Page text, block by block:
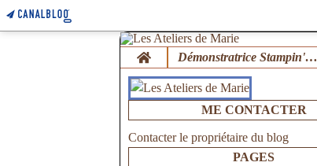
Home Démonstratrice Stampin'Up !
ME CONTACTER
Contacter le propriétaire du blog
PAGES